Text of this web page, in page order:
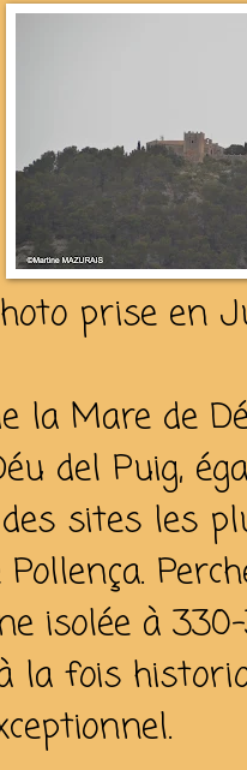
prise en
la Mare de
del Puig,
sites les
isolée à
la fois